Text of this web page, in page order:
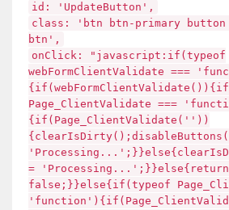
id: 'UpdateButton',
class: 'btn btn-primary button
btn',
onClick: "javascript:if(typeof
webFormClientValidate ===
Page_ClientValidate ===
{if(Page_ClientValidate(''))
= 'Processing...';}}else{return
false;}}else{if(typeof